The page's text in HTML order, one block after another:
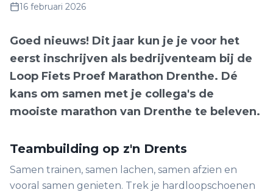
16 februari 2026
Goed nieuws! Dit jaar kun je je voor het
eerst inschrijven als bedrijventeam bij de
Loop Fiets Proef Marathon Drenthe. Dé
kans om samen met je collega's de
mooiste marathon van Drenthe te beleven.
Teambuilding op z'n Drents
Samen trainen, samen lachen, samen afzien en
vooral samen genieten. Trek je hardloopschoenen